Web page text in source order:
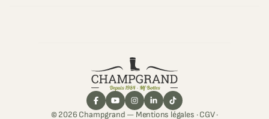
© 2026 Champgrand — Mentions légales ·CGV·